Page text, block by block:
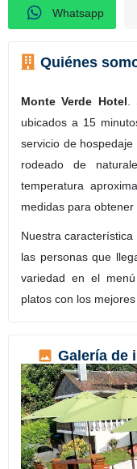
Whatsapp
Quiénes
Monte Verde Hotel
ubicados a 15
servicio de
rodeado de
temperatura
medidas para obtener
Nuestra
las personas que
variedad en el
platos con los
Galería de